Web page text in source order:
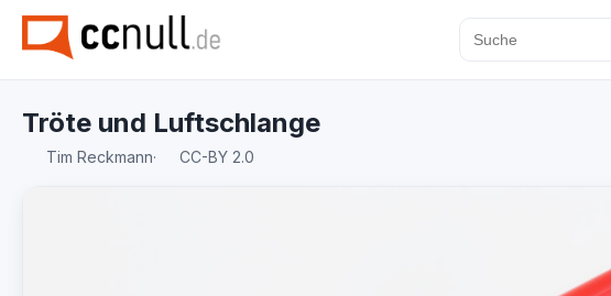
Tröte und Luftschlange
Tim Reckmann· CC-BY 2.0